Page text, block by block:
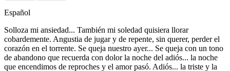
Español
Solloza mi ansiedad... También mi soledad quisiera llorar
cobardemente. Angustia de jugar y de repente, sin querer, perder el
corazón en el torrente. Se queja nuestro ayer... Se queja con un tono
de abandono que recuerda con dolor la noche del adiós... la noche
que encendimos de reproches y el amor pasó. Adiós... la triste y la